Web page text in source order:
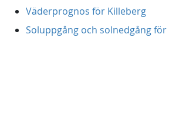
Väderprognos för Killeberg
Soluppgång och solnedgång